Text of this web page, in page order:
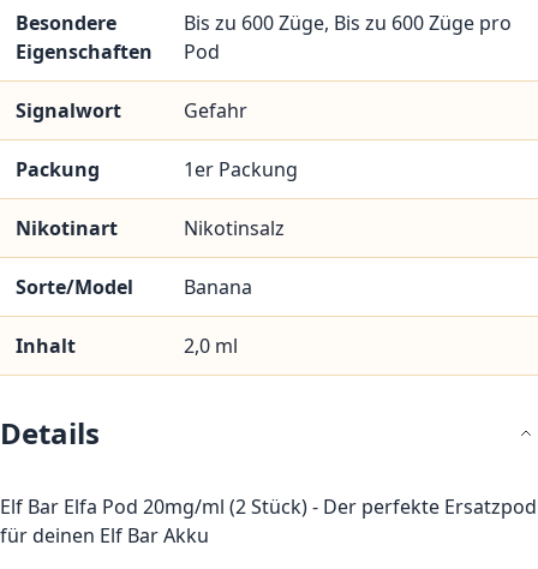
Besondere
Eigenschaften
Bis zu 600 Züge, Bis zu 600 Züge pro
Pod
Signalwort Gefahr
Packung 1er Packung
Nikotinart Nikotinsalz
Sorte/Model Banana
Inhalt 2,0 ml
Details
Elf Bar Elfa Pod 20mg/ml (2 Stück) - Der perfekte Ersatzpod
für deinen Elf Bar Akku